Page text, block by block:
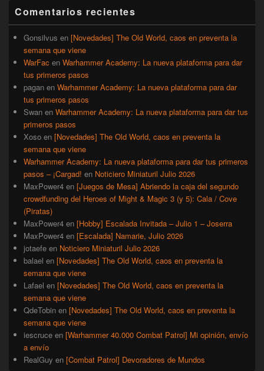
lateral
primaria
Comentarios recientes
Gonsilvus en [Novedades] The Old World, caos en preventa la
semana que viene
WarFac en Warhammer Academy: La nueva plataforma para dar
tus primeros pasos
pagan en Warhammer Academy: La nueva plataforma para dar
tus primeros pasos
Swan en Warhammer Academy: La nueva plataforma para dar tus
primeros pasos
Xoso en [Novedades] The Old World, caos en preventa la
semana que viene
Warhammer Academy: La nueva plataforma para dar tus primeros
pasos – ¡Cargad! en Noticiero Miniaturil Julio 2026
MaxPower4 en [Juegos de Mesa] Abriendo la caja del segundo
crowdfunding del Heroes of Might & Magic 3 (y 5): Cala / Cove
(Piratas)
MaxPower4 en [Hobby] Escalada Invitada – Julio 1 – Joserra
MaxPower4 en [Escalada] Namarie, Julio 2026
jotaefe en Noticiero Miniaturil Julio 2026
balael en [Novedades] The Old World, caos en preventa la
semana que viene
Lafael en [Novedades] The Old World, caos en preventa la
semana que viene
QdeTobin en [Novedades] The Old World, caos en preventa la
semana que viene
iescruce en [Warhammer 40.000 Combat Patrol] Mi opinión, envío
a envío
RealGuy en [Combat Patrol] Devoradores de Mundos